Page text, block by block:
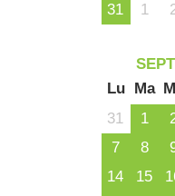
31
1
Lu
Ma
31
1
7
8
14
15